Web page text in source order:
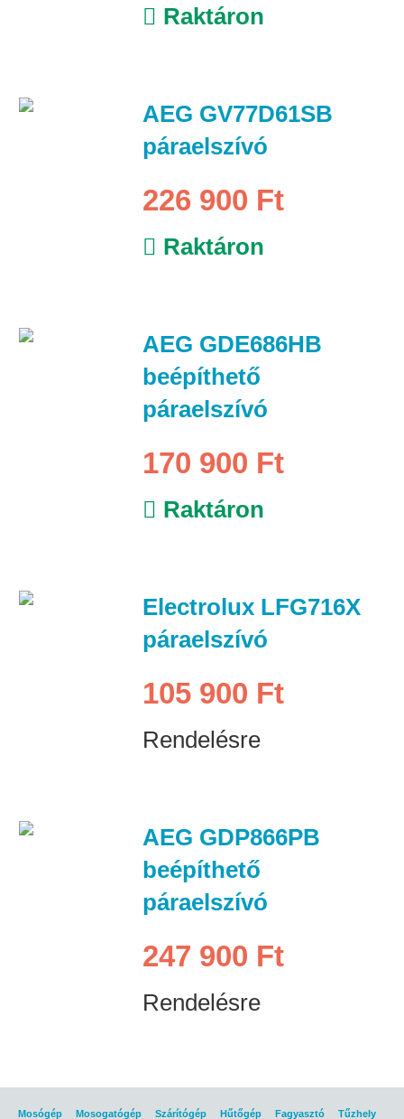
Raktáron
AEG GV77D61SB
páraelszívó
226 900 Ft
Raktáron
AEG GDE686HB
beépíthető
páraelszívó
170 900 Ft
Raktáron
Electrolux LFG716X
páraelszívó
105 900 Ft
Rendelésre
AEG GDP866PB
beépíthető
páraelszívó
247 900 Ft
Rendelésre
Mosógép Mosogatógép Szárítógép Hűtőgép Fagyasztó Tűzhely